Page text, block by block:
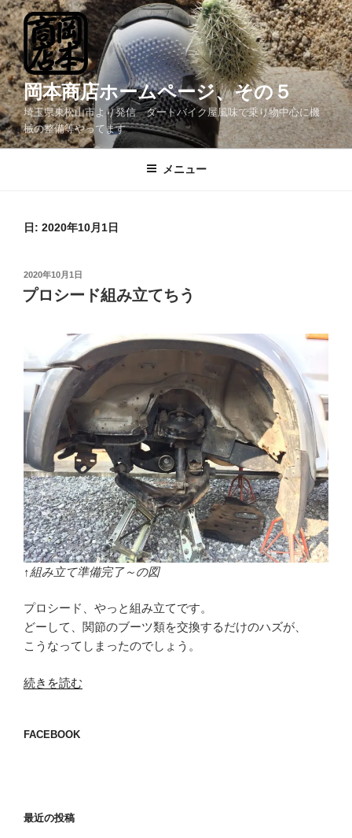
コ
ン
テ
ン
ツ
へ
ス
キ
岡本商店ホームページ、その５
埼玉県東松山市より発信 ダートバイク屋風味で乗り物中心に機
械の整備等やってます
メニュー
日: 2020年10月1日
投
稿
日:
2020年10月1日
プロシード組み立てちう
↑組み立て準備完了～の図
プロシード、やっと組み立てです。
どーして、関節のブーツ類を交換するだけのハズが、
こうなってしまったのでしょう。
“プ
ー
立
続きを読む
FACEBOOK
最近の投稿